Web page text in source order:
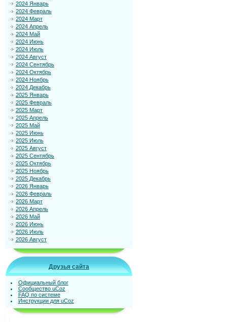
2024 Январь
2024 Февраль
2024 Март
2024 Апрель
2024 Май
2024 Июнь
2024 Июль
2024 Август
2024 Сентябрь
2024 Октябрь
2024 Ноябрь
2024 Декабрь
2025 Январь
2025 Февраль
2025 Март
2025 Апрель
2025 Май
2025 Июнь
2025 Июль
2025 Август
2025 Сентябрь
2025 Октябрь
2025 Ноябрь
2025 Декабрь
2026 Январь
2026 Февраль
2026 Март
2026 Апрель
2026 Май
2026 Июнь
2026 Июль
2026 Август
Друзья сайта
Официальный блог
Сообщество uCoz
FAQ по системе
Инструкции для uCoz